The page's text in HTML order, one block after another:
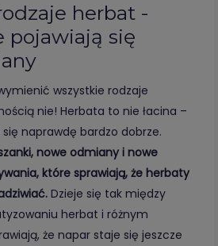
herbat -
pojawiają się
wszystkie rodzaje
nie! Herbata to nie łacina –
naprawdę bardzo dobrze.
nowe odmiany i nowe
które sprawiają, że herbaty
Dzieje się tak między
herbat i różnym
że napar staje się jeszcze